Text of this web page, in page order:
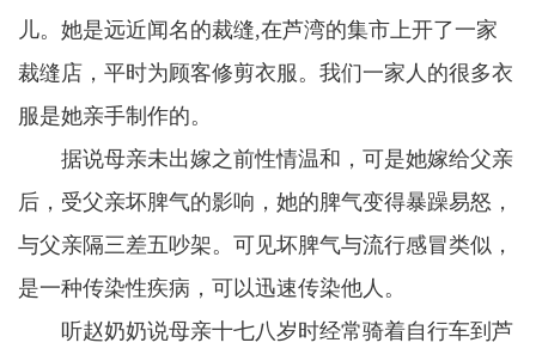
儿。她是远近闻名的裁缝,在芦湾的集市上开了一家
裁缝店，平时为顾客修剪衣服。我们一家人的很多衣
服是她亲手制作的。
据说母亲未出嫁之前性情温和，可是她嫁给父亲
后，受父亲坏脾气的影响，她的脾气变得暴躁易怒，
与父亲隔三差五吵架。可见坏脾气与流行感冒类似，
是一种传染性疾病，可以迅速传染他人。
听赵奶奶说母亲十七八岁时经常骑着自行车到芦